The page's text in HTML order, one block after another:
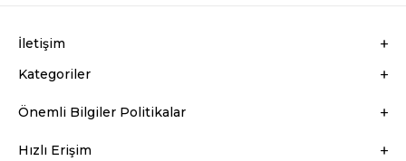
İletişim
Kategoriler
Önemli Bilgiler Politikalar
Hızlı Erişim